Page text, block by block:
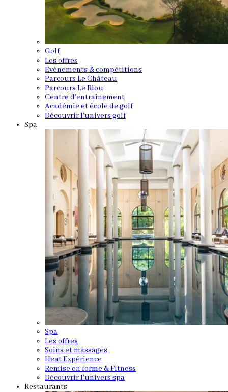
Golf
Les offres
Evènements & compétitions
Parcours Le Château
Parcours Le Riou
Centre d'entraînement
Académie et école de golf
Découvrir l'univers golf
Spa
Spa
Les offres
Soins et massages
Heat Expérience
Remise en forme & Fitness
Découvrir l'univers spa
Restaurants